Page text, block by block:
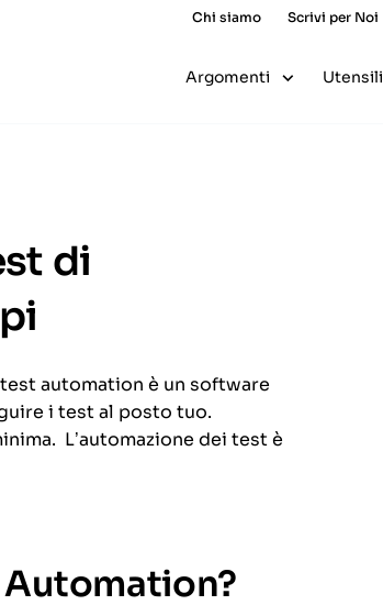
Chi siamo Scrivi per Noi
Argomenti Utensili
di
automation è un software
i test al posto tuo.
L’automazione dei test è